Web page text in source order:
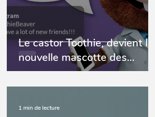
Le castor Toothie, devient la
nouvelle mascotte des
campagnes WODH
1 min de lecture